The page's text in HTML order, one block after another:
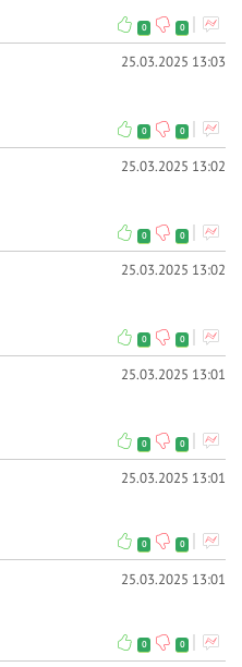
0 0
25.03.2025 13:03
0 0
25.03.2025 13:02
0 0
25.03.2025 13:02
0 0
25.03.2025 13:01
0 0
25.03.2025 13:01
0 0
25.03.2025 13:01
0 0